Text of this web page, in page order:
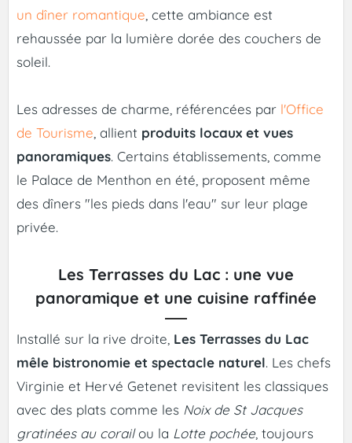
un dîner romantique , cette ambiance est
rehaussée par la lumière dorée des couchers de
soleil.
Les adresses de charme, référencées par l'Office
de Tourisme , allient produits locaux et vues
panoramiques. Certains établissements, comme
le Palace de Menthon en été, proposent même
des dîners "les pieds dans l'eau" sur leur plage
privée.
Les Terrasses du Lac : une vue
panoramique et une cuisine raffinée
Installé sur la rive droite, Les Terrasses du Lac
mêle bistronomie et spectacle naturel. Les chefs
Virginie et Hervé Getenet revisitent les classiques
avec des plats comme les Noix de St Jacques
gratinées au corailou la Lotte pochée , toujours